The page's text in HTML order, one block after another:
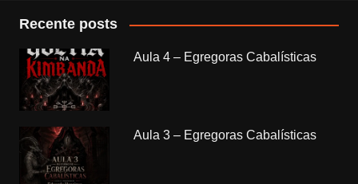
Recente posts
Aula 4 – Egregoras Cabalísticas
Aula 3 – Egregoras Cabalísticas